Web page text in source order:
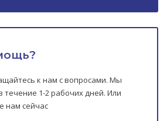
к нам с вопросами. Мы
течение 1-2 рабочих дней. Или
нам сейчас